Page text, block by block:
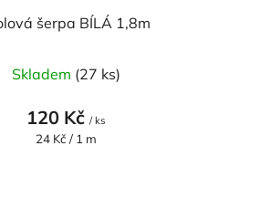
šerpa BÍLÁ 1,8m
Skladem (27 ks)
120 Kč / ks
Měrná
24 Kč / 1 m